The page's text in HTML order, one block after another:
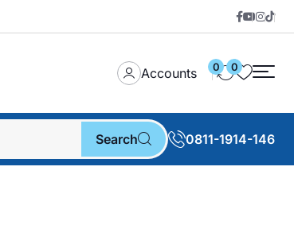
Accounts 0 0
Search 0811-1914-146